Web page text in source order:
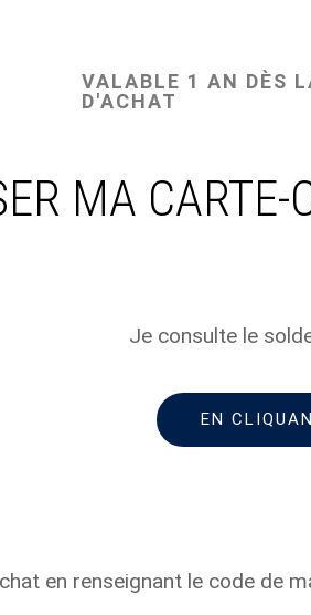
VALABLE 1 AN DÈS
D'ACHAT
MA CARTE-
Je consulte le
EN
en renseignant le code de